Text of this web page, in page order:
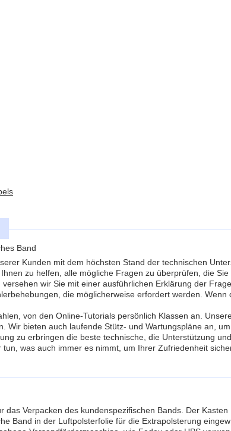
Band
Kunden mit dem höchsten Stand der technischen
zu helfen, alle mögliche Fragen zu überprüfen, die
wir Sie mit einer ausführlichen Erklärung der
die möglicherweise erfordert werden.
von den Online-Tutorials persönlich Klassen an.
bieten auch laufende Stütz- und Wartungspläne an,
zu erbringen die beste technische, die Unterstützung
was auch immer es nimmt, um Ihrer Zufriedenheit
Verpacken des kundenspezifischen Bands. Der
Band in der Luftpolsterfolie für die Extrapolsterung